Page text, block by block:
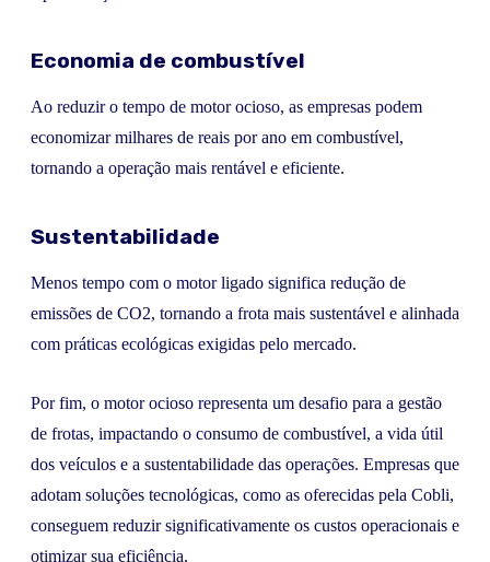
Economia de combustível
Ao reduzir o tempo de motor ocioso, as empresas podem
economizar milhares de reais por ano em combustível,
tornando a operação mais rentável e eficiente.
Sustentabilidade
Menos tempo com o motor ligado significa redução de
emissões de CO2, tornando a frota mais sustentável e alinhada
com práticas ecológicas exigidas pelo mercado.
Por fim, o motor ocioso representa um desafio para a gestão
de frotas, impactando o consumo de combustível, a vida útil
dos veículos e a sustentabilidade das operações. Empresas que
adotam soluções tecnológicas, como as oferecidas pela Cobli,
conseguem reduzir significativamente os custos operacionais e
otimizar sua eficiência.